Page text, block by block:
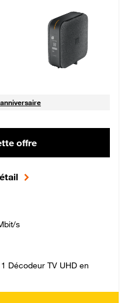
€ par mois, Sans engagement
offre
s
Décodeur TV UHD en